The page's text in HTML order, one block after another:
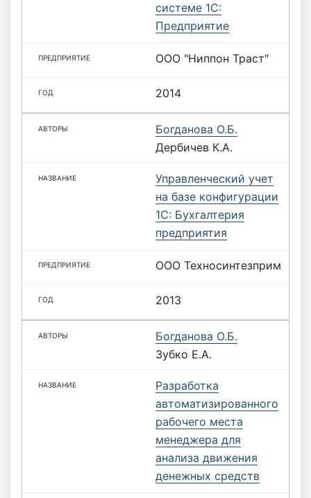
системе 1С:
Предприятие
ООО "Ниппон Траст"
2014
Богданова О.Б.
Дербичев К.А.
Управленческий учет
на базе конфигурации
1С: Бухгалтерия
предприятия
ООО Техносинтезприм
2013
Богданова О.Б.
Зубко Е.А.
Разработка
автоматизированного
рабочего места
менеджера для
анализа движения
денежных средств